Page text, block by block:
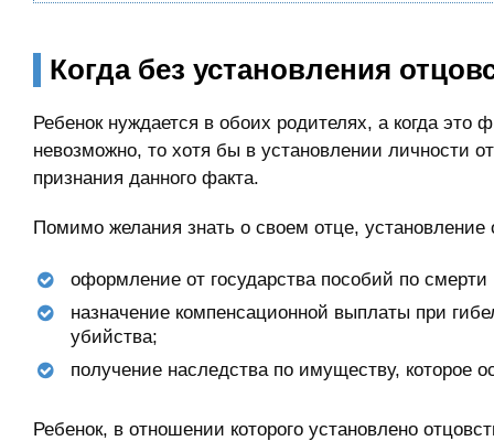
Когда без установления
Ребенок нуждается в обоих родителях, а когда это
невозможно, то хотя бы в установлении личности
признания данного факта.
Помимо желания знать о своем отце, установление
оформление от государства пособий по
назначение компенсационной выплаты при
убийства;
получение наследства по имуществу, которое
Ребенок, в отношении которого установлено